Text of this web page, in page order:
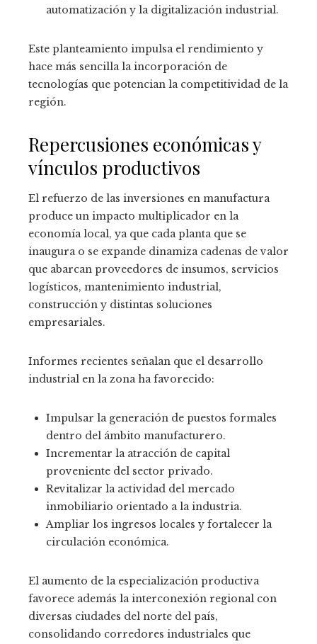
automatización y la digitalización industrial.
Este planteamiento impulsa el rendimiento y
hace más sencilla la incorporación de
tecnologías que potencian la competitividad de la
región.
Repercusiones económicas y
vínculos productivos
El refuerzo de las inversiones en manufactura
produce un impacto multiplicador en la
economía local, ya que cada planta que se
inaugura o se expande dinamiza cadenas de valor
que abarcan proveedores de insumos, servicios
logísticos, mantenimiento industrial,
construcción y distintas soluciones
empresariales.
Informes recientes señalan que el desarrollo
industrial en la zona ha favorecido:
Impulsar la generación de puestos formales
dentro del ámbito manufacturero.
Incrementar la atracción de capital
proveniente del sector privado.
Revitalizar la actividad del mercado
inmobiliario orientado a la industria.
Ampliar los ingresos locales y fortalecer la
circulación económica.
El aumento de la especialización productiva
favorece además la interconexión regional con
diversas ciudades del norte del país,
consolidando corredores industriales que